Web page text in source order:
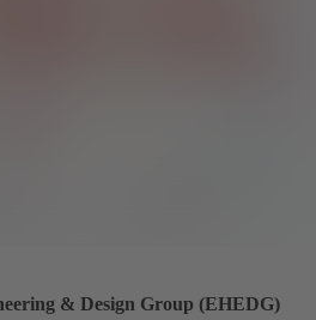
& Design Group (EHEDG)